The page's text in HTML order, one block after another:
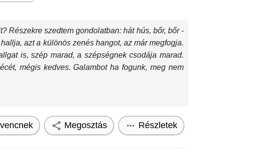
Részekre szedtem gondolatban: hát hús, bőr, bőr -
azt a különös zenés hangot, az már megfogja.
is, szép marad, a szépségnek csodája marad.
mégis kedves. Galambot ha fogunk, meg nem
Megosztás Részletek